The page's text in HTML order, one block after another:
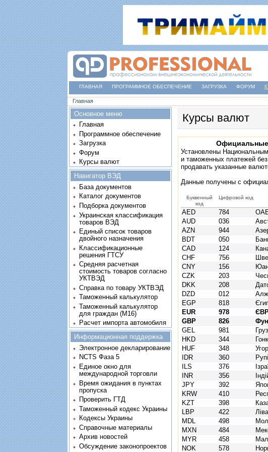
ГЛАВНАЯ ПРОГРАММНОЕ ОБЕСПЕЧЕНИЕ ЗАГРУЗКА ФОРУМ
Вы здесь
Главная
Курсы валют
Официальные
Установлены
и таможенных платежей
продавать указанные
Данные получены с
Буквенный
код
Цифровой код
AED 784
AUD
036
AZN
944
BDT
050
CAD
124
CHF
756
CNY
156
CZK
203
DKK
208
DZD
012
EGP
818
EUR
978
GBP
826
GEL
981
HKD
344
HUF
348
IDR
360
ILS
376
INR
356
JPY
392
KRW
410
KZT
398
LBP
422
MDL
498
MXN
484
MYR
458
NOK
578
Основное меню
Главная
Программное обеспечение
Загрузка
Форум
Курсы валют
Навигатор ВЭД
База документов
Каталог документов
Подборка документов
Украинская классификация
товаров ВЭД
Единый список товаров
двойного назначения
Классификационные
решения ГТСУ
Средняя расчетная
стоимость товаров согласно
УКТВЭД
Справка по товару УКТВЭД
Таможенный калькулятор
Таможенный калькулятор
для граждан (M16)
Расчет импорта автомобиля
Информационная поддержка
Электронное декларирование
NCTS Фаза 5
Единое окно для
международной торговли
Время ожидания в пунктах
пропуска
Проверить ГТД
Таможенный кодекс Украины
Кодексы Украины
Справочные материалы
Архив новостей
Обсуждение законопроектов